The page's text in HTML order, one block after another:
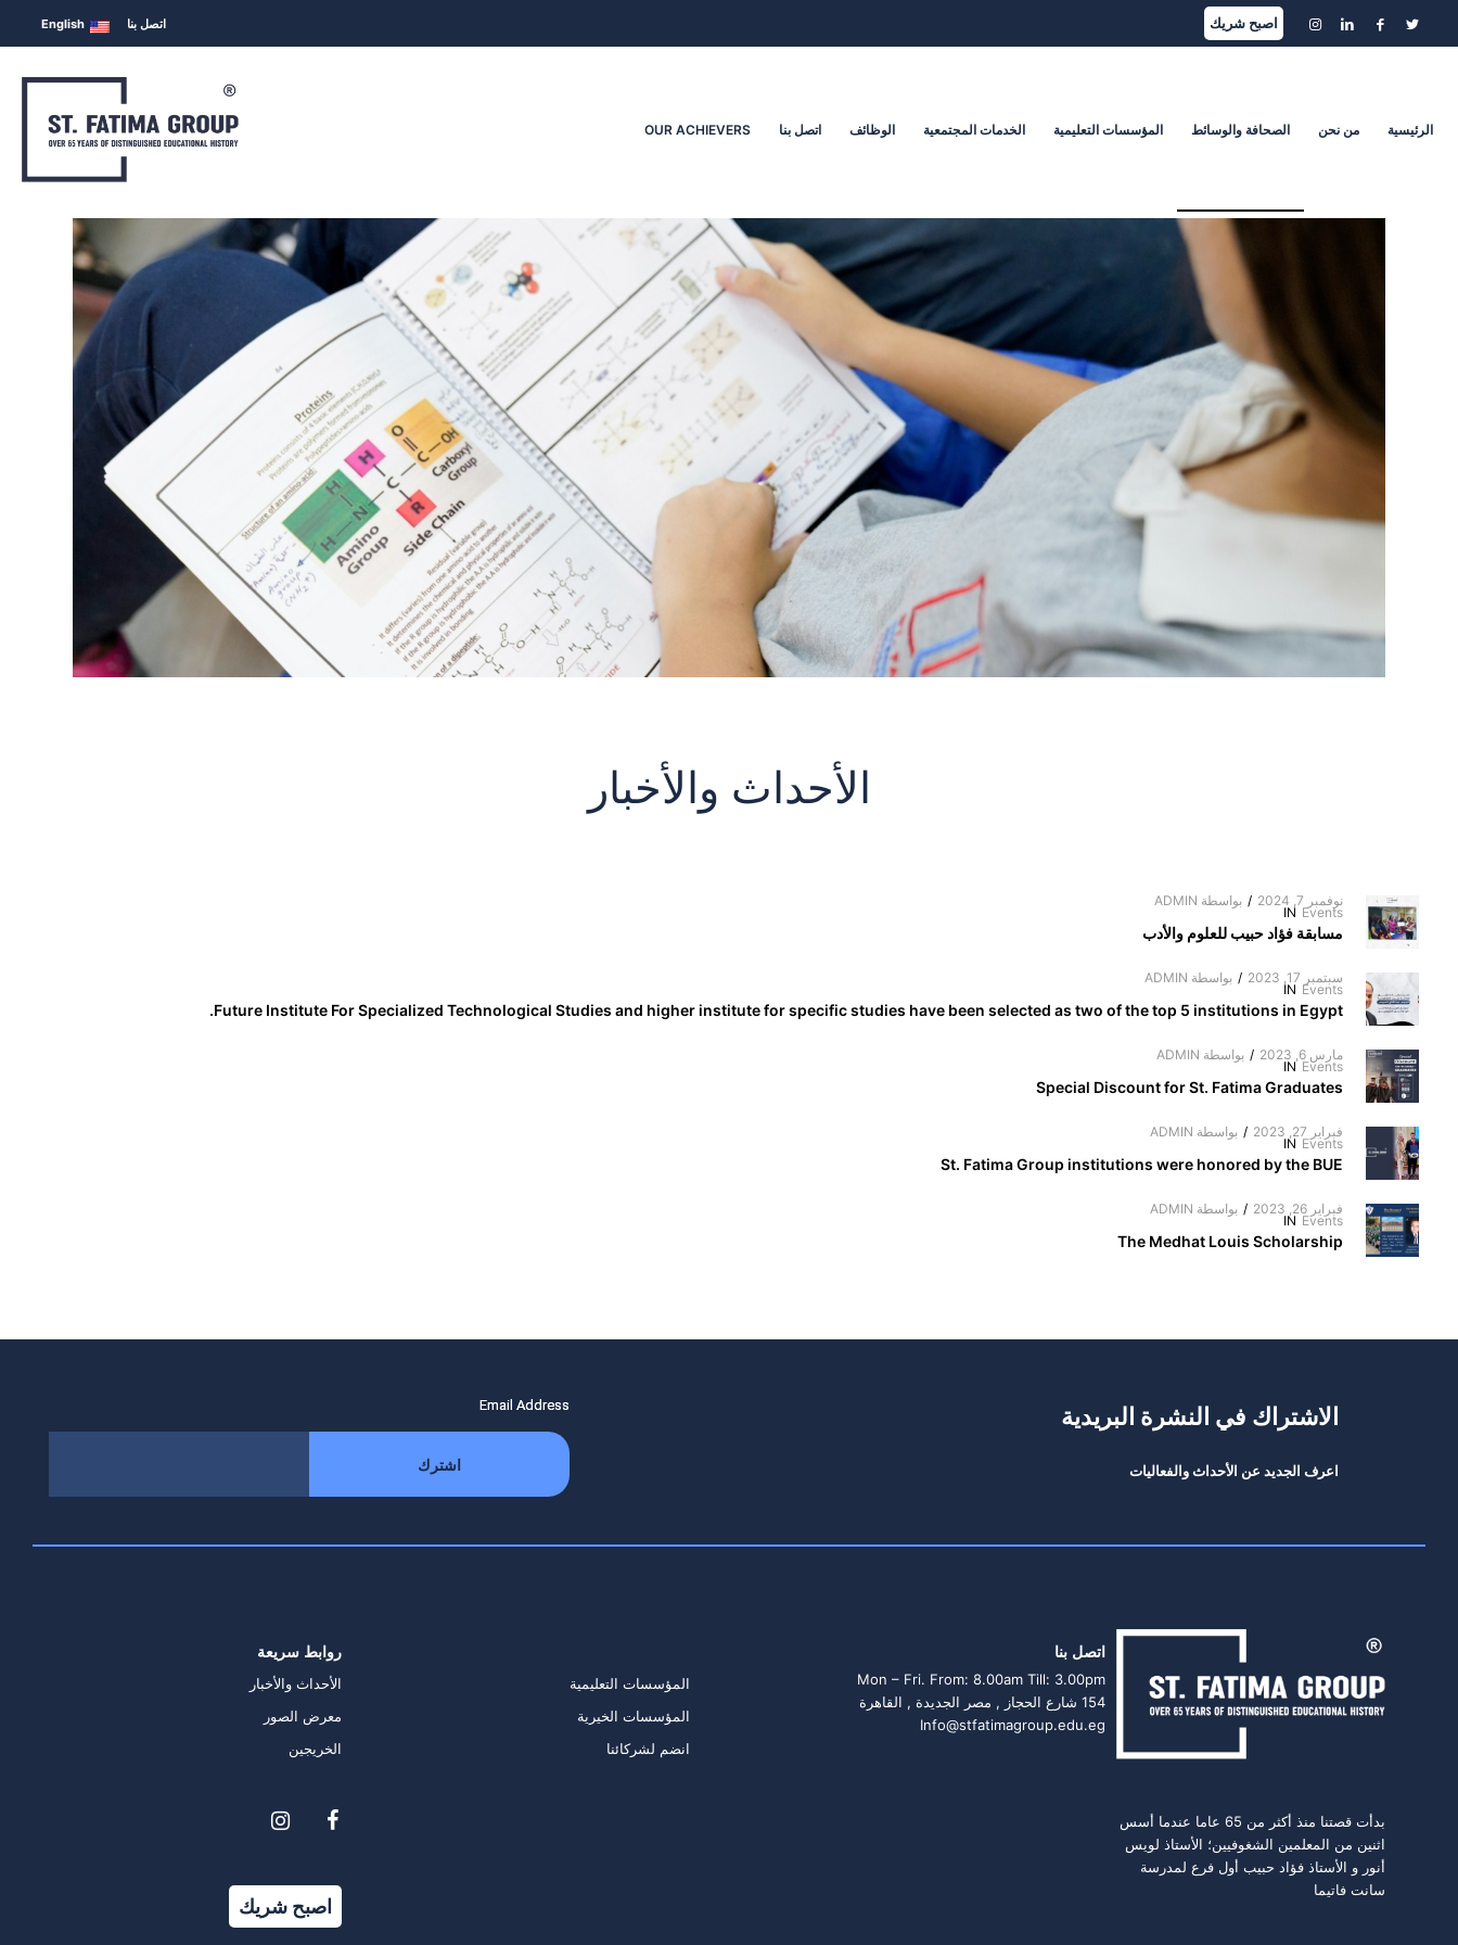
اصبح شريك اتصل بنا English
الرئيسية من نحن الصحافة والوسائط المؤسسات التعليمية الخدمات المجتمعية الوظائف اتصل بنا OUR ACHIEVERS
الأحداث والأخبار
نوفمبر 7, 2024 / بواسطة ADMIN
IN Events
مسابقة فؤاد حبيب للعلوم والأدب
سبتمبر 17, 2023 / بواسطة ADMIN
IN Events
Future Institute For Specialized Technological Studies and higher institute for specific studies have been selected as two of the top 5 institutions in Egypt.
مارس 6, 2023 / بواسطة ADMIN
IN Events
Special Discount for St. Fatima Graduates
فبراير 27, 2023 / بواسطة ADMIN
IN Events
St. Fatima Group institutions were honored by the BUE
فبراير 26, 2023 / بواسطة ADMIN
IN Events
The Medhat Louis Scholarship
الاشتراك في النشرة البريدية
اعرف الجديد عن الأحداث والفعاليات
بدأت قصتنا منذ أكثر من 65 عاما عندما أسس
اثنين من المعلمين الشغوفيين؛ الأستاذ لويس
أنور و الأستاذ فؤاد حبيب أول فرع لمدرسة
سانت فاتيما
اتصل بنا
Mon – Fri. From: 8.00am Till: 3.00pm
154 شارع الحجاز , مصر الجديدة , القاهرة
Info@stfatimagroup.edu.eg
المؤسسات التعليمية
المؤسسات الخيرية
انضم لشركائنا
روابط سريعة
الأحداث والأخبار
معرض الصور
الخريجين
اصبح شريك